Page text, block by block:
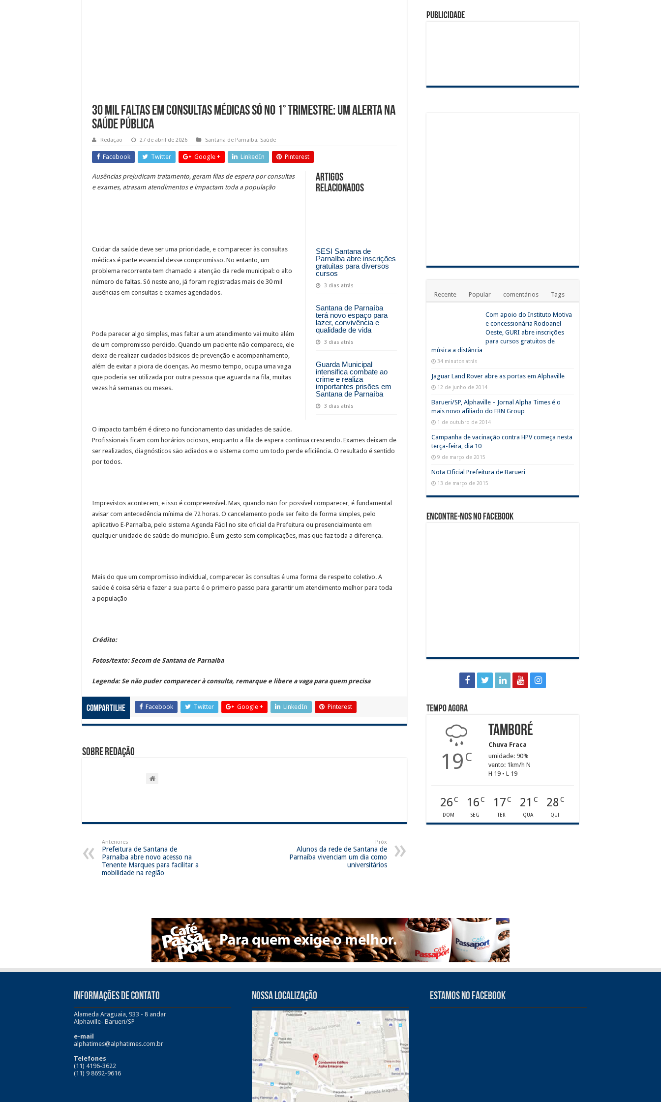
30 mil faltas em consultas médicas só no 1° trimestre: um alerta na
saúde pública
Redação 27 de abril de 2026 Santana de Parnaíba, Saúde
Facebook Twitter Google + LinkedIn Pinterest
Artigos
relacionados
SESI Santana de
Parnaíba abre inscrições
gratuitas para diversos
cursos
3 dias atrás
Santana de Parnaíba
terá novo espaço para
lazer, convivência e
qualidade de vida
3 dias atrás
Guarda Municipal
intensifica combate ao
crime e realiza
importantes prisões em
Santana de Parnaíba
3 dias atrás
Ausências prejudicam tratamento, geram filas de espera por consultas
e exames, atrasam atendimentos e impactam toda a população
Cuidar da saúde deve ser uma prioridade, e comparecer às consultas
médicas é parte essencial desse compromisso. No entanto, um
problema recorrente tem chamado a atenção da rede municipal: o alto
número de faltas. Só neste ano, já foram registradas mais de 30 mil
ausências em consultas e exames agendados.
Pode parecer algo simples, mas faltar a um atendimento vai muito além
de um compromisso perdido. Quando um paciente não comparece, ele
deixa de realizar cuidados básicos de prevenção e acompanhamento,
além de evitar a piora de doenças. Ao mesmo tempo, ocupa uma vaga
que poderia ser utilizada por outra pessoa que aguarda na fila, muitas
vezes há semanas ou meses.
O impacto também é direto no funcionamento das unidades de saúde.
Profissionais ficam com horários ociosos, enquanto a fila de espera continua crescendo. Exames deixam de
ser realizados, diagnósticos são adiados e o sistema como um todo perde eficiência. O resultado é sentido
por todos.
Imprevistos acontecem, e isso é compreensível. Mas, quando não for possível comparecer, é fundamental
avisar com antecedência mínima de 72 horas. O cancelamento pode ser feito de forma simples, pelo
aplicativo E-Parnaíba, pelo sistema Agenda Fácil no site oficial da Prefeitura ou presencialmente em
qualquer unidade de saúde do município. É um gesto sem complicações, mas que faz toda a diferença.
Mais do que um compromisso individual, comparecer às consultas é uma forma de respeito coletivo. A
saúde é coisa séria e fazer a sua parte é o primeiro passo para garantir um atendimento melhor para toda
a população
Crédito:
Fotos/texto: Secom de Santana de Parnaíba
Legenda:Se não puder comparecer à consulta, remarque e libere a vaga para quem precisa
Compartilhe Facebook Twitter Google + LinkedIn Pinterest
Sobre Redação
Anteriores
Prefeitura de Santana de
Parnaíba abre novo acesso na
Tenente Marques para facilitar a
mobilidade na região
Próx
Alunos da rede de Santana de
Parnaíba vivenciam um dia como
universitários
Publicidade
Recente Popular comentários Tags
Com apoio do Instituto Motiva
e concessionária Rodoanel
Oeste, GURI abre inscrições
para cursos gratuitos de
música a distância
34 minutos atrás
Jaguar Land Rover abre as portas em Alphaville
12 de junho de 2014
Barueri/SP, Alphaville – Jornal Alpha Times é o
mais novo afiliado do ERN Group
1 de outubro de 2014
Campanha de vacinação contra HPV começa nesta
terça-feira, dia 10
9 de março de 2015
Nota Oficial Prefeitura de Barueri
13 de março de 2015
Encontre-nos no Facebook
Tempo agora
19 C
Tamboré
Chuva Fraca
umidade: 90%
vento: 1km/h N
H 19 • L 19
26 C
DOM
16 C
SEG
17 C
TER
21 C
QUA
28 C
QUI
INFORMAÇÕES DE CONTATO
Alameda Araguaia, 933 - 8 andar
Alphaville- Barueri/SP
e-mail
alphatimes@alphatimes.com.br
Telefones
(11) 4196-3622
(11) 9 8692-9616
Nossa Localização Estamos no Facebook